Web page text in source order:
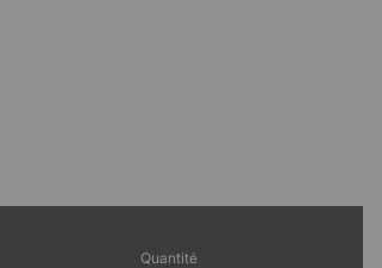
Quantité